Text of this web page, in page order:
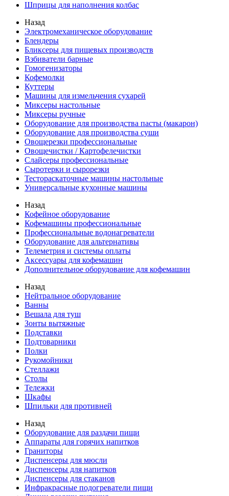
Шприцы для наполнения колбас
Назад
Электромеханическое оборудование
Блендеры
Бликсеры для пищевых производств
Взбиватели барные
Гомогенизаторы
Кофемолки
Куттеры
Машины для измельчения сухарей
Миксеры настольные
Миксеры ручные
Оборудование для производства пасты (макарон)
Оборудование для производства суши
Овощерезки профессиональные
Овощечистки / Картофелечистки
Слайсеры профессиональные
Сыротерки и сырорезки
Тестораскаточные машины настольные
Универсальные кухонные машины
Назад
Кофейное оборудование
Кофемашины профессиональные
Профессиональные водонагреватели
Оборудование для альтернативы
Телеметрия и системы оплаты
Аксессуары для кофемашин
Дополнительное оборудование для кофемашин
Назад
Нейтральное оборудование
Ванны
Вешала для туш
Зонты вытяжные
Подставки
Подтоварники
Полки
Рукомойники
Стеллажи
Столы
Тележки
Шкафы
Шпильки для противней
Назад
Оборудование для раздачи пищи
Аппараты для горячих напитков
Граниторы
Диспенсеры для мюсли
Диспенсеры для напитков
Диспенсеры для стаканов
Инфракрасные подогреватели пищи